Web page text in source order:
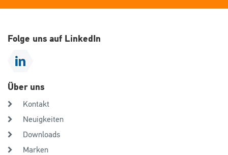
Folge uns auf LinkedIn
Über uns
Kontakt
Neuigkeiten
Downloads
Marken